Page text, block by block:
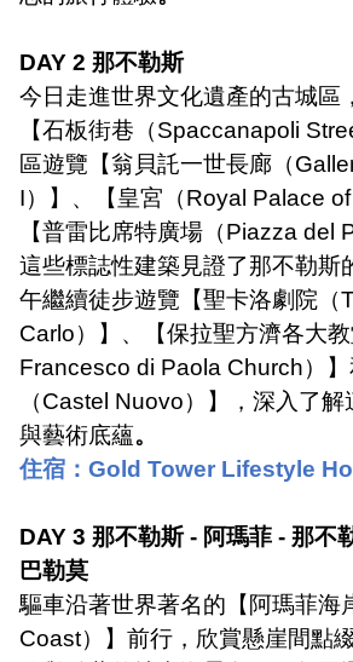
DAY 2 那不勒斯
今日走進世界文化遺產的古城區
【石板街巷（Spaccanapoli
區遊覽【翁貝託一世長廊（
I）】、【皇宮（Royal Palace
【普雷比席特廣場（Piazza del
這些標誌性建築見證了那不勒斯
午繼續徒步遊覽【聖卡洛劇院（
Carlo）】、【保拉聖方濟各大教
Francesco di Paola Church）
（Castel Nuovo）】，深入了
與藝術底蘊。
住宿： Gold Tower Lifestyle
DAY 3 那不勒斯- 阿瑪菲 - 那不
巴勒莫
驅車沿著世界著名的【阿瑪菲海
Coast）】前行，欣賞懸崖間點